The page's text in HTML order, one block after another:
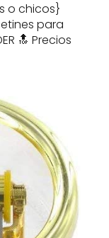
o chicos}
para
🔝 Precios